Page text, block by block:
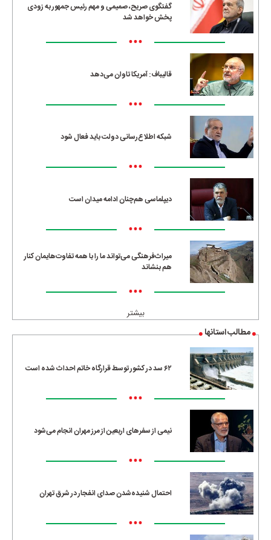
گفتگوی صریح، صمیمی و مهم رئیس جمهور به زودی
پخش خواهد شد
•••
قالیباف: آمریکا تاوان می‌دهد
•••
شبکه اطلاع‌رسانی دولت باید فعال شود
•••
دیپلماسی هم‌چنان ادامه میدان است
•••
میراث‌فرهنگی می‌تواند ما را با همه تفاوت‌هایمان کنار
هم بنشاند
•••
بیشتر
مطالب استانها
۶۲ سد در کشور توسط قرارگاه خاتم احداث شده است
•••
نیمی از سفرهای اربعین از مرز مهران انجام می‌شود
•••
احتمال شنیده‌شدن صدای انفجار در شرق تهران
•••